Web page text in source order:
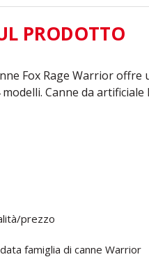
PRODOTTO
Fox Rage Warrior
Canne da
prezzo
famiglia di canne Warrior